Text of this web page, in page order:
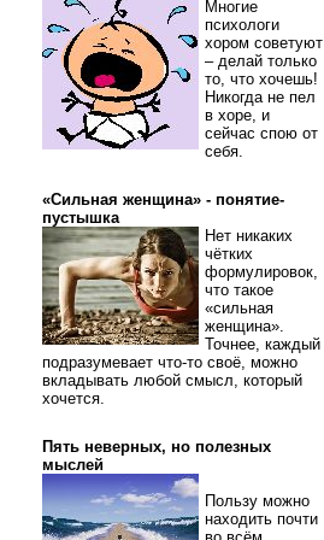
Многие
психологи
хором советуют
– делай только
то, что хочешь!
Никогда не пел
в хоре, и
сейчас спою от
себя.
«Сильная женщина» - понятие-
пустышка
Нет никаких
чётких
формулировок,
что такое
«сильная
женщина».
Точнее, каждый
подразумевает что-то своё, можно
вкладывать любой смысл, который
хочется.
Пять неверных, но полезных
мыслей
Пользу можно
находить почти